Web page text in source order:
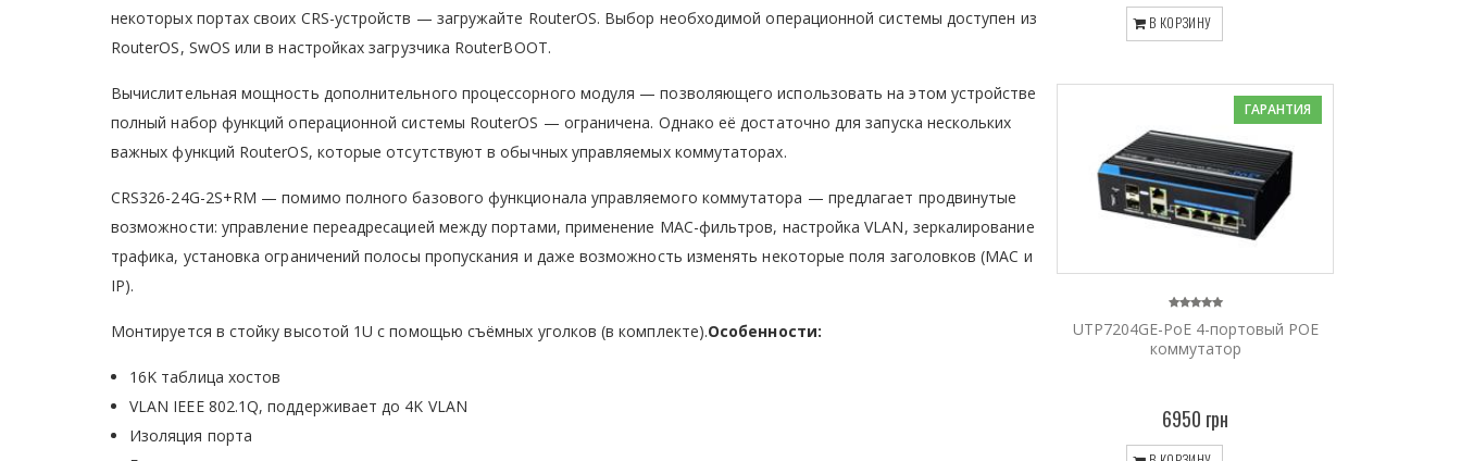
некоторых портах своих CRS-устройств — загружайте RouterOS. Выбор необходимой операционной системы доступен из
RouterOS, SwOS или в настройках загрузчика RouterBOOT.
Вычислительная мощность дополнительного процессорного модуля — позволяющего использовать на этом устройстве
полный набор функций операционной системы RouterOS — ограничена. Однако её достаточно для запуска нескольких
важных функций RouterOS, которые отсутствуют в обычных управляемых коммутаторах.
CRS326-24G-2S+RM — помимо полного базового функционала управляемого коммутатора — предлагает продвинутые
возможности: управление переадресацией между портами, применение MAC-фильтров, настройка VLAN, зеркалирование
трафика, установка ограничений полосы пропускания и даже возможность изменять некоторые поля заголовков (MAC и
IP).
Монтируется в стойку высотой 1U с помощью съёмных уголков (в комплекте).Особенности:
16K таблица хостов
VLAN IEEE 802.1Q, поддерживает до 4K VLAN
Изоляция порта
В КОРЗИНУ
ГАРАНТИЯ
UTP7204GE-PoE 4-портовый POE
коммутатор
6950 грн